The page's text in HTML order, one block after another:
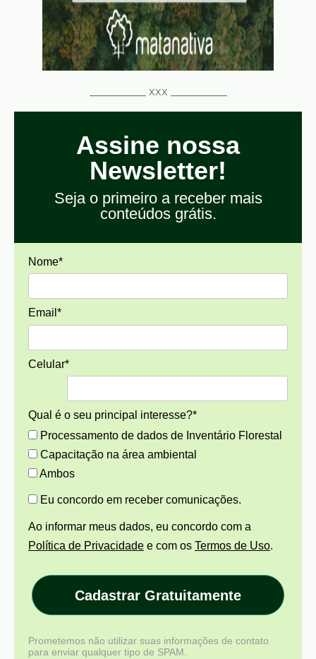
__________ xxx __________
Assine nossa
Newsletter!
Seja o primeiro a receber mais
conteúdos grátis.
Nome*
Email*
Celular*
Qual é o seu principal interesse?*
Processamento de dados de Inventário Florestal
Capacitação na área ambiental
Ambos
Eu concordo em receber comunicações.
Ao informar meus dados, eu concordo com a
Política de Privacidade e com os Termos de Uso.
Cadastrar Gratuitamente
Prometemos não utilizar suas informações de contato
para enviar qualquer tipo de SPAM.